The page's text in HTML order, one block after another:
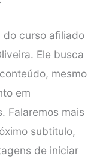
do curso afiliado
Ele busca
mesmo
em
Falaremos mais
subtítulo,
de iniciar